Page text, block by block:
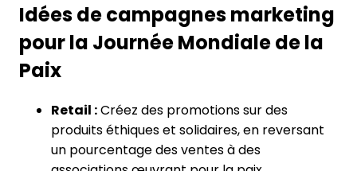
Idées de campagnes marketing
pour la Journée Mondiale de la
Paix
Retail :Créez des promotions sur des
produits éthiques et solidaires, en reversant
un pourcentage des ventes à des